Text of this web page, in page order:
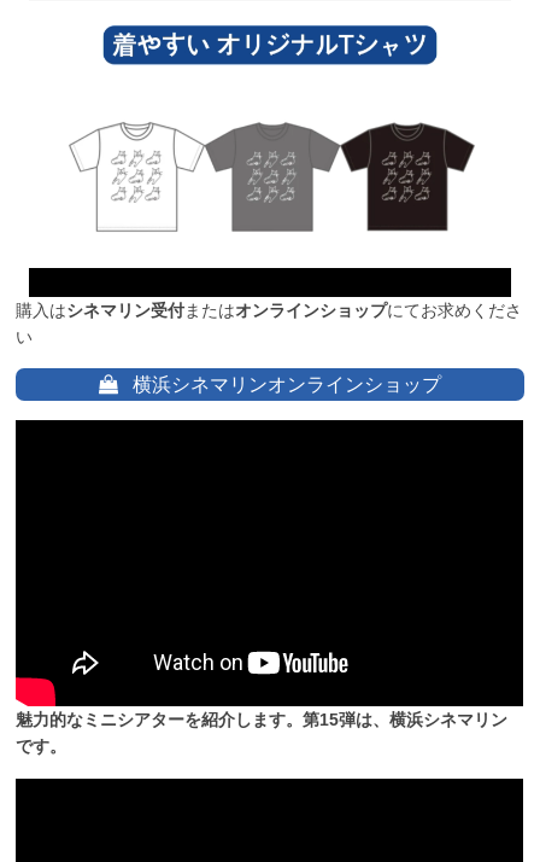
購入はシネマリン受付またはオンラインショップにてお求めくださ
い
横浜シネマリンオンラインショップ
魅力的なミニシアターを紹介します。第15弾は、横浜シネマリン
です。